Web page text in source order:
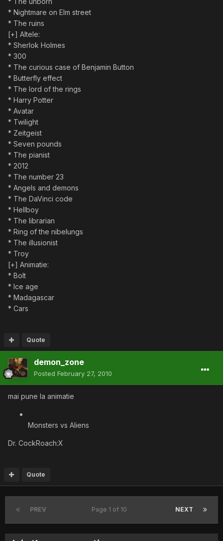
* Nightmare on Elm street
* The ruins
[+] Altele:
* Sherlok Holmes
* 300
* The curious case of Benjamin Button
* Butterfly effect
* The lord of the rings
* Harry Potter
* Avatar
* Twilight
* Zeitgeist
* Seven pounds
* The pianist
* 2012
* The number 23
* Angels and demons
* The DaVinci code
* Hellboy
* The librarian
* Ring of the nibelungs
* The illusionist
* Troy
[+] Animatie:
* Bolt
* Ice age
* Madagascar
* Cars
Quote
demon_zone
Posted February 27, 2010
mai pune la animatie
Monsters vs Aliens
Dr. CockRoach:X
Quote
PREV NEXT
Page 1 of 10